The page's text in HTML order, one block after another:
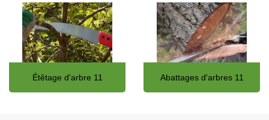
Étêtage d'arbre 11 Abattages d'arbres 11